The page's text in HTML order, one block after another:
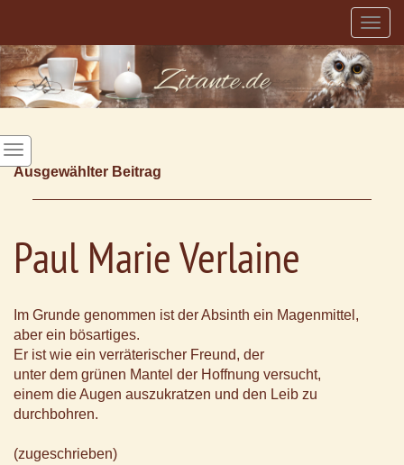
Ausgewählter Beitrag
Paul Marie Verlaine
Im Grunde genommen ist der Absinth ein Magenmittel,
aber ein bösartiges.
Er ist wie ein verräterischer Freund, der
unter dem grünen Mantel der Hoffnung versucht,
einem die Augen auszukratzen und den Leib zu
durchbohren.
(zugeschrieben)